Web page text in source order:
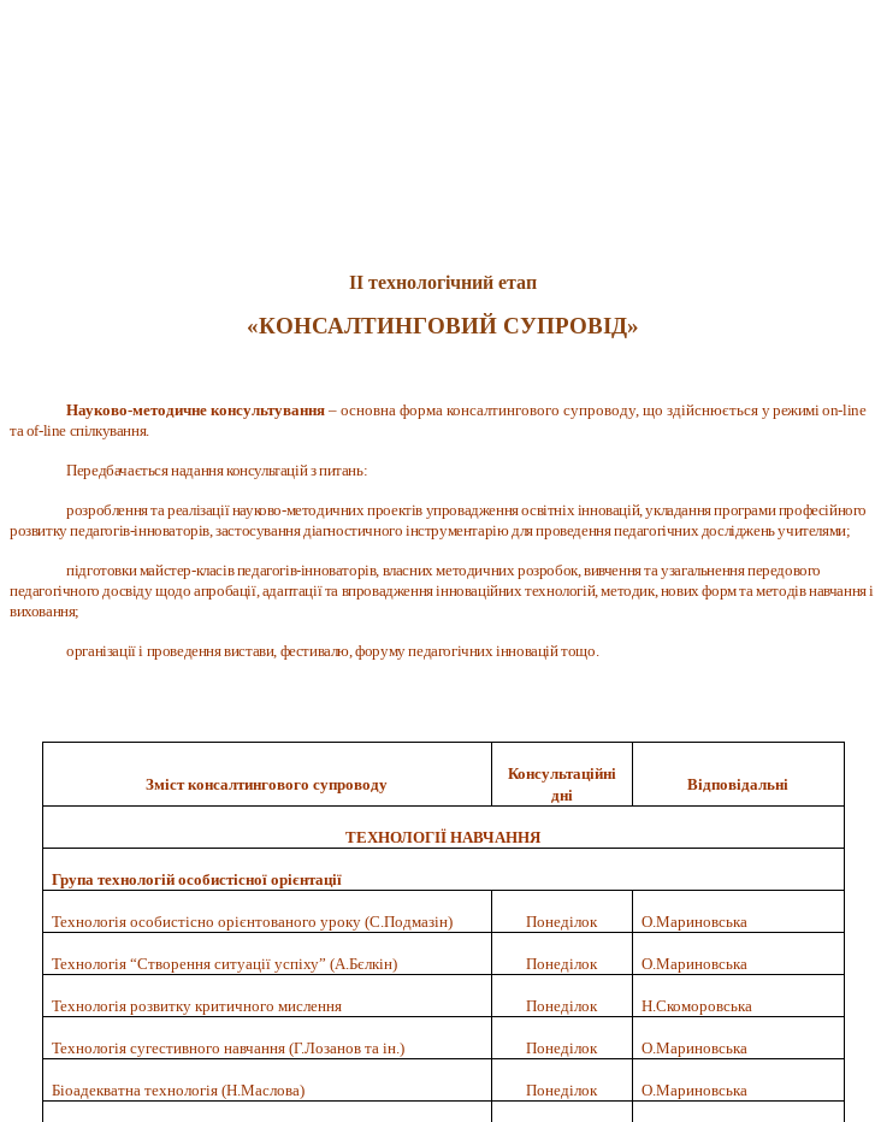
ІI технологічний етап
«КОНСАЛТИНГОВИЙ СУПРОВІД»
Науково-методичне консультування – основна форма консалтингового супроводу, що здійснюється у режимі on-line
та of-line спілкування.
Передбачається надання консультацій з питань:
розроблення та реалізації науково-методичних проектів упровадження освітніх інновацій, укладання програми професійного
розвитку педагогів-інноваторів, застосування діагностичного інструментарію для проведення педагогічних досліджень учителями;
підготовки майстер-класів педагогів-інноваторів, власних методичних розробок, вивчення та узагальнення передового
педагогічного досвіду щодо апробації, адаптації та впровадження інноваційних технологій, методик, нових форм та методів навчання і
виховання;
організації і проведення вистави, фестивалю, форуму педагогічних інновацій тощо.
Зміст консалтингового супроводу
Консультаційні
дні
Відповідальні
ТЕХНОЛОГІЇ НАВЧАННЯ
Група технологій особистісної орієнтації
Технологія особистісно орієнтованого уроку (С.Подмазін) Понеділок О.Мариновська
Технологія “Створення ситуації успіху” (А.Бєлкін) Понеділок О.Мариновська
Технологія розвитку критичного мислення Понеділок Н.Скоморовська
Технологія сугестивного навчання (Г.Лозанов та ін.) Понеділок О.Мариновська
Біоадекватна технологія (Н.Маслова) Понеділок О.Мариновська